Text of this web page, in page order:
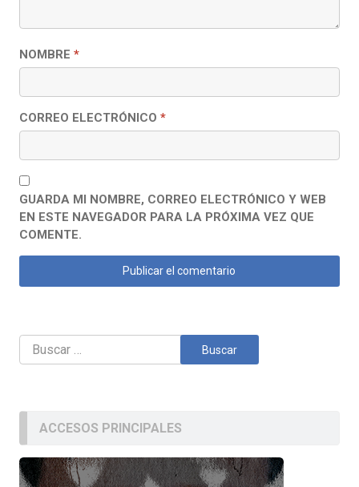
NOMBRE *
CORREO ELECTRÓNICO *
GUARDA MI NOMBRE, CORREO ELECTRÓNICO Y WEB
EN ESTE NAVEGADOR PARA LA PRÓXIMA VEZ QUE
COMENTE.
Buscar:
ACCESOS PRINCIPALES